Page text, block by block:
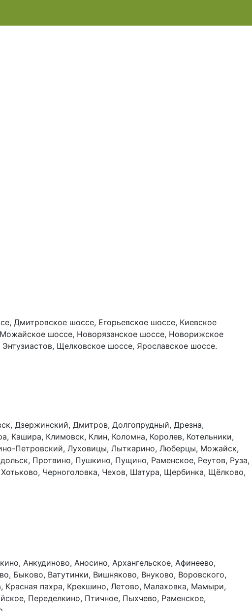
Дмитровское шоссе, Егорьевское шоссе, Киевское
шоссе, Новорязанское шоссе, Новорижское
Щелковское шоссе, Ярославское шоссе.
Дзержинский, Дмитров, Долгопрудный, Дрезна,
Кашира, Климовск, Клин, Коломна, Королев, Котельники,
Петровский, Луховицы, Лыткарино, Люберцы, Можайск,
Протвино, Пушкино, Пущино, Раменское, Реутов, Руза,
Черноголовка, Чехов, Шатура, Щербинка, Щёлково,
Анкудиново, Аносино, Архангельское, Афинеево,
Быково, Ватутинки, Вишняково, Внуково, Воровского,
Красная пахра, Крекшино, Летово, Малаховка, Мамыри,
Переделкино, Птичное, Пыхчево, Раменское,